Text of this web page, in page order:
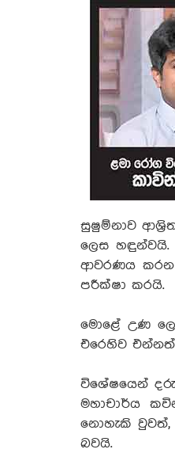
සුෂුම්නාව
ලෙස
ආවරණය කරන
පරීක්ෂා කරයි.
මොළේ උණ
එරෙහිව
විශේෂයෙන්
මහාචාර්ය
නොහැකි
බවයි.